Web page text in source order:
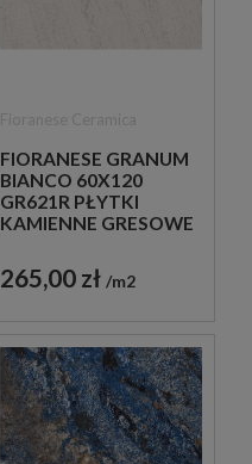
FIORANESE GRANUM
BIANCO 60X120
GR621R PŁYTKI
KAMIENNE GRESOWE
265,00 zł m2